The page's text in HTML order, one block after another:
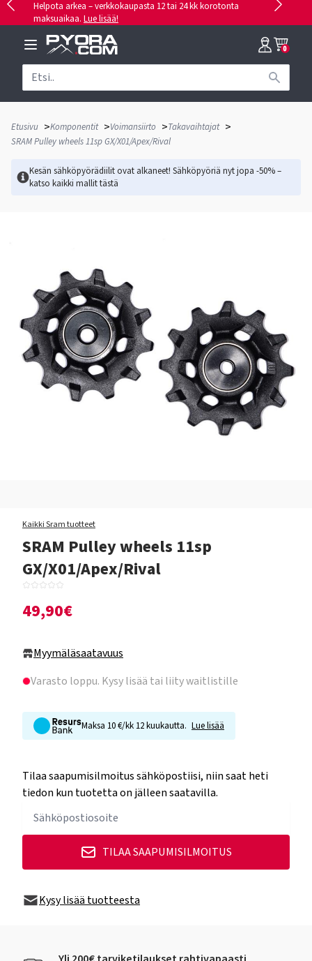
Helpota arkea – verkkokaupasta 12 tai 24 kk korotonta
maksuaikaa. Lue lisää!
0
Etusivu >Komponentit >Voimansiirto >Takavaihtajat >
SRAM Pulley wheels 11sp GX/X01/Apex/Rival
Kesän sähköpyörädiilit ovat alkaneet! Sähköpyöriä nyt jopa -50% –
katso kaikki mallittästä
Kaikki Sram tuotteet
SRAM Pulley wheels 11sp
GX/X01/Apex/Rival
49,90€
Myymäläsaatavuus
Varasto loppu. Kysy lisää tai liity waitlistille
Maksa 10 €/kk 12 kuukautta. Lue lisää
Tilaa saapumisilmoitus sähköpostiisi, niin saat heti
tiedon kun tuotetta on jälleen saatavilla.
TILAA SAAPUMISILMOITUS
Kysy lisää tuotteesta